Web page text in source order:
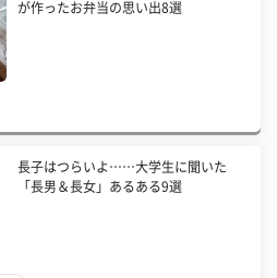
が作ったお弁当の思い出8選
長子はつらいよ……大学生に聞いた
「長男＆長女」あるある9選